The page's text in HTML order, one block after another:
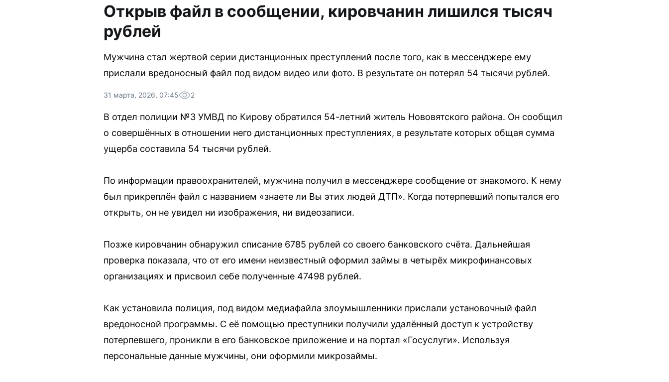
Открыв файл в сообщении, кировчанин лишился тысяч
рублей
Мужчина стал жертвой серии дистанционных преступлений после того, как в мессенджере ему
прислали вредоносный файл под видом видео или фото. В результате он потерял 54 тысячи рублей.
31 марта, 2026, 07:45 2
В отдел полиции №3 УМВД по Кирову обратился 54-летний житель Нововятского района. Он сообщил
о совершённых в отношении него дистанционных преступлениях, в результате которых общая сумма
ущерба составила 54 тысячи рублей.
По информации правоохранителей, мужчина получил в мессенджере сообщение от знакомого. К нему
был прикреплён файл с названием «знаете ли Вы этих людей ДТП». Когда потерпевший попытался его
открыть, он не увидел ни изображения, ни видеозаписи.
Позже кировчанин обнаружил списание 6785 рублей со своего банковского счёта. Дальнейшая
проверка показала, что от его имени неизвестный оформил займы в четырёх микрофинансовых
организациях и присвоил себе полученные 47498 рублей.
Как установила полиция, под видом медиафайла злоумышленники прислали установочный файл
вредоносной программы. С её помощью преступники получили удалённый доступ к устройству
потерпевшего, проникли в его банковское приложение и на портал «Госуслуги». Используя
персональные данные мужчины, они оформили микрозаймы.